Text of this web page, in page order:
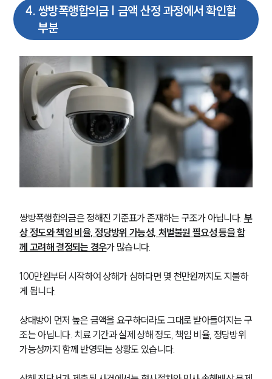
소식/자료
언론보도
공지사항
법률 블로그
법률서식
뉴스레터/브로슈어
대륜법률상담예약
대륜법률상담예약
4. 쌍방폭행합의금 | 금액 산정 과정에서 확인할
부분
쌍방폭행합의금은 정해진 기준표가 존재하는 구조가 아닙니다. 부
상 정도와 책임 비율, 정당방위 가능성, 처벌불원 필요성 등을 함
께 고려해 결정되는 경우가 많습니다.
100만원부터 시작하여 상해가 심하다면 몇 천만원까지도 지불하
게 됩니다.
상대방이 먼저 높은 금액을 요구하더라도 그대로 받아들여지는 구
조는 아닙니다. 치료 기간과 실제 상해 정도, 책임 비율, 정당방위
가능성까지 함께 반영되는 상황도 있습니다.